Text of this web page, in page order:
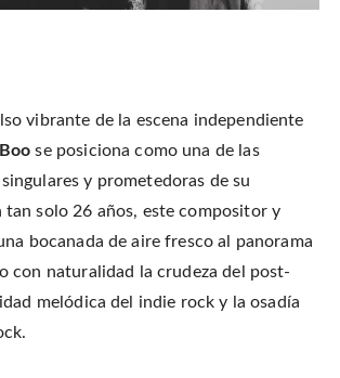
vibrante de la escena independiente
se posiciona como una de las
y prometedoras de su
tan solo 26 años, este compositor y
bocanada de aire fresco al panorama
con naturalidad la crudeza del post-
melódica del indie rock y la osadía